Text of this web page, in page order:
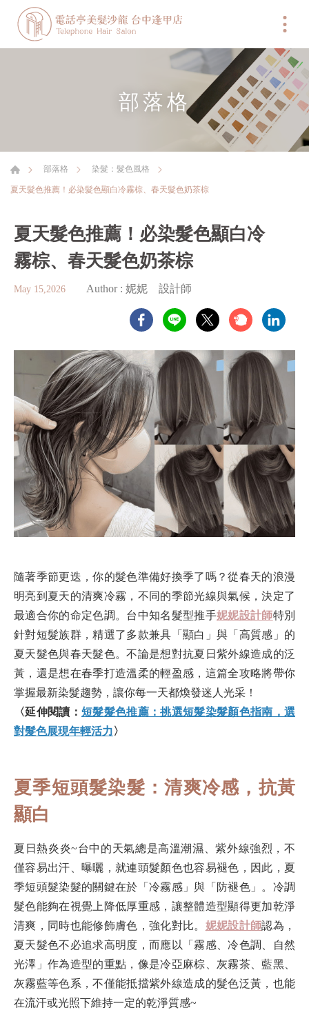
部落格
部落格 染髮：髮色風格
夏天髮色推薦！必染髮色顯白冷霧棕、春天髮色奶茶棕
夏天髮色推薦！必染髮色顯白冷
霧棕、春天髮色奶茶棕
May 15,2026 Author : 妮妮 設計師
隨著季節更迭，你的髮色準備好換季了嗎？從春天的浪漫
明亮到夏天的清爽冷霧，不同的季節光線與氣候，決定了
最適合你的命定色調。台中知名髮型推手妮妮設計師特別
針對短髮族群，精選了多款兼具「顯白」與「高質感」的
夏天髮色與春天髮色。不論是想對抗夏日紫外線造成的泛
黃，還是想在春季打造溫柔的輕盈感，這篇全攻略將帶你
掌握最新染髮趨勢，讓你每一天都煥發迷人光采！
〈延伸閱讀： 短髮髮色推薦：挑選短髮染髮顏色指南，選
對髮色展現年輕活力〉
夏季短頭髮染髮：清爽冷感，抗黃
顯白
夏日熱炎炎~台中的天氣總是高溫潮濕、紫外線強烈，不
僅容易出汗、曝曬，就連頭髮顏色也容易褪色，因此，夏
季短頭髮染髮的關鍵在於「冷霧感」與「防褪色」。冷調
髮色能夠在視覺上降低厚重感，讓整體造型顯得更加乾淨
清爽，同時也能修飾膚色，強化對比。 妮妮設計師認為，
夏天髮色不必追求高明度，而應以「霧感、冷色調、自然
光澤」作為造型的重點，像是冷亞麻棕、灰霧茶、藍黑、
灰霧藍等色系，不僅能抵擋紫外線造成的髮色泛黃，也能
在流汗或光照下維持一定的乾淨質感~